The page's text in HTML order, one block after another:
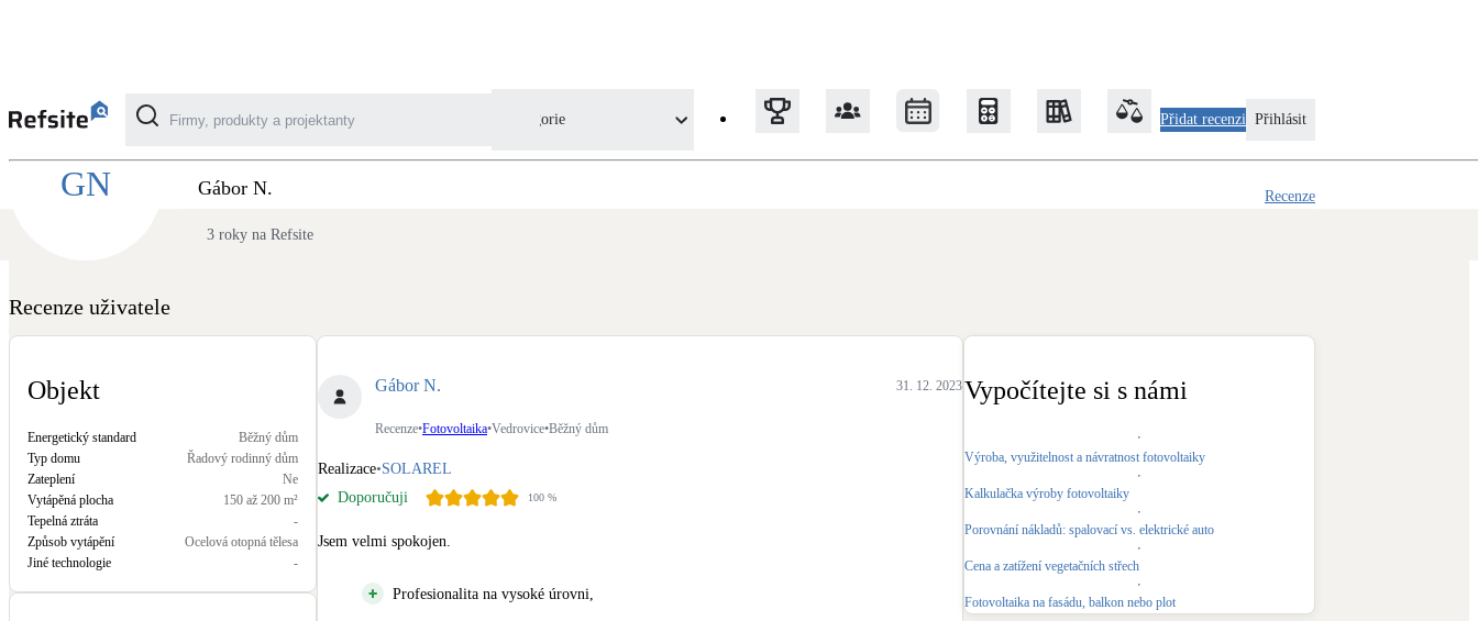
Kategorie Přidat recenzi Přihlásit
Kategorie
Dotační, energetické služby
Solární termický systém Klimatizace
Teplovzdušné vytápění
Okna / dveře
Balkonové sestavy
Stínicí technika Rekuperace tepla odpadní vody
Doplňkové zdroje vytápění
GN
Kontaktovat uživatele
Recenze SOLAREL - Fotovoltaika z pohledu uživatele
Gábor N. Recenze
3 roky na Refsite
Recenze uživatele
Objekt
Energetický standard
Běžný dům
Typ domu
Řadový rodinný dům
Zateplení
Ne
Vytápěná plocha
150 až 200 m²
Tepelná ztráta
-
Způsob vytápění
Ocelová otopná tělesa
Jiné technologie
-
Gábor N. 31. 12. 2023
Recenze•Fotovoltaika•Vedrovice•Běžný dům
Realizace•SOLAREL
Doporučuji
100 %
Jsem velmi spokojen.
Profesionalita na vysoké úrovni,
Vypočítejte si s námi
Výroba, využitelnost a návratnost fotovoltaiky
Kalkulačka výroby fotovoltaiky
Porovnání nákladů: spalovací vs. elektrické auto
Cena a zatížení vegetačních střech
Fotovoltaika na fasádu, balkon nebo plot